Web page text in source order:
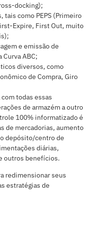
docking);
tais como PEPS (Primeiro
Expire, First Out, muito
e emissão de
ABC;
diversos, como
de Compra, Giro
todas essas
de armazém a outro
100% informatizado é
de mercadorias, aumento
depósito/centro de
diárias,
outros benefícios.
redimensionar seus
estratégias de